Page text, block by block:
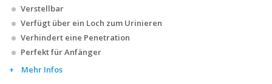
Verstellbar
Verfügt über ein Loch zum Urinieren
Verhindert eine Penetration
Perfekt für Anfänger
Mehr Infos